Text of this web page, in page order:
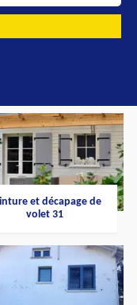
et décapage de
volet 31